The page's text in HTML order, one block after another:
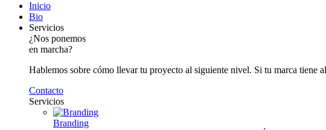
Inicio
Bio
Servicios
¿Nos ponemos
en marcha?
Hablemos sobre cómo llevar tu proyecto al siguiente nivel. Si tu marca tiene
Contacto
Servicios
Branding